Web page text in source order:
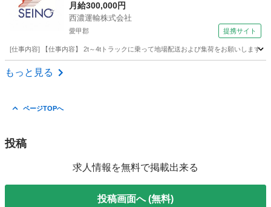
月給300,000円
西濃運輸株式会社
愛甲郡 提携サイト
[仕事内容] 【仕事内容】 2t～4tトラックに乗って地場配送および集荷をお願いします
神奈川 愛甲郡
もっと見る
ページTOPへ
投稿
求人情報を無料で掲載出来る
投稿画面へ (無料)